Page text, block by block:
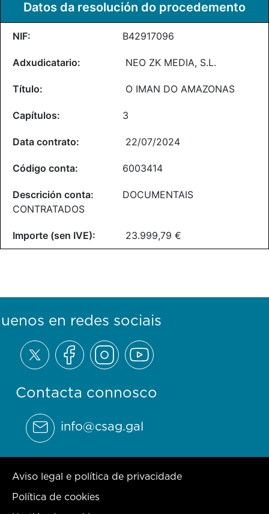
Datos da resolución do procedemento
B42917096
NEO ZK MEDIA, S.L.
O IMAN DO AMAZONAS
3
22/07/2024
6003414
DOCUMENTAIS
CONTRATADOS
23.999,79 €
Contacta connosco
info@csag.gal
en redes sociais
Aviso legal e política de privacidade
Política de cookies